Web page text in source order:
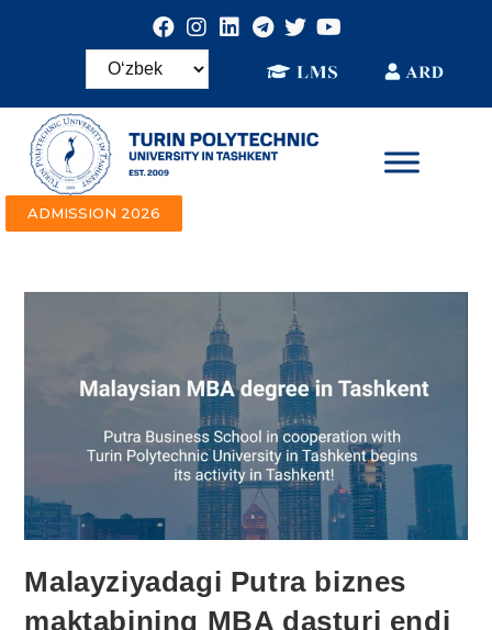
ADMISSION 2026
Malayziyadagi Putra biznes
maktabining MBA dasturi endi